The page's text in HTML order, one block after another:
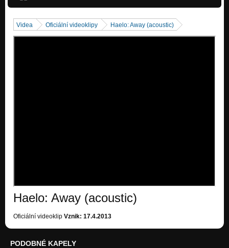
Videa Oficiální videoklipy Haelo: Away (acoustic)
Haelo: Away (acoustic)
Oficiální videoklip Vznik: 17.4.2013
PODOBNÉ KAPELY